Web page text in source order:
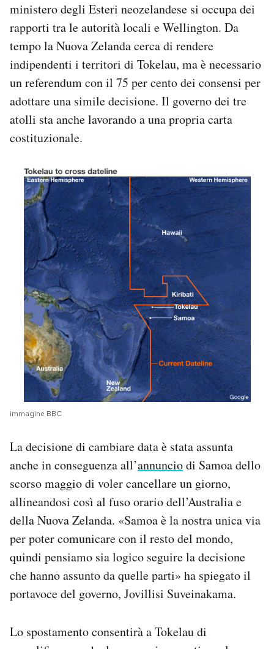
ministero degli Esteri neozelandese si occupa dei
rapporti tra le autorità locali e Wellington. Da
tempo la Nuova Zelanda cerca di rendere
indipendenti i territori di Tokelau, ma è necessario
un referendum con il 75 per cento dei consensi per
adottare una simile decisione. Il governo dei tre
atolli sta anche lavorando a una propria carta
costituzionale.
immagine BBC
La decisione di cambiare data è stata assunta
anche in conseguenza all’annunciodi Samoa dello
scorso maggio di voler cancellare un giorno,
allineandosi così al fuso orario dell’Australia e
della Nuova Zelanda. «Samoa è la nostra unica via
per poter comunicare con il resto del mondo,
quindi pensiamo sia logico seguire la decisione
che hanno assunto da quelle parti» ha spiegato il
portavoce del governo, Jovillisi Suveinakama.
Lo spostamento consentirà a Tokelau di